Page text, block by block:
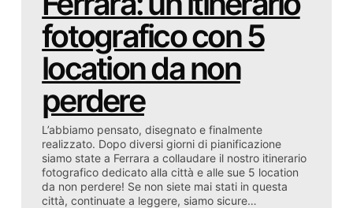
fotografico con 5
location da non
perdere
L’abbiamo pensato, disegnato e finalmente
realizzato. Dopo diversi giorni di pianificazione
siamo state a Ferrara a collaudare il nostro itinerario
fotografico dedicato alla città e alle sue 5 location
da non perdere! Se non siete mai stati in questa
città, continuate a leggere, siamo sicure…